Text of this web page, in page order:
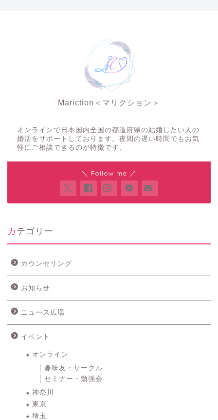
Mariction＜マリクション＞
オンラインで日本国内全国の都道府県の結婚したい人の
婚活をサポートしております。夜間の遅い時間でもお気
軽にご相談できるのが特徴です。
＼ Follow me ／
カテゴリー
カウンセリング
お知らせ
ニュース広場
イベント
オンライン
趣味友・サークル
セミナー・勉強会
神奈川
東京
埼玉